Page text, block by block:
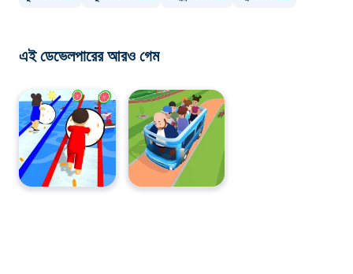
এই ডেভেলপারের আরও গেম